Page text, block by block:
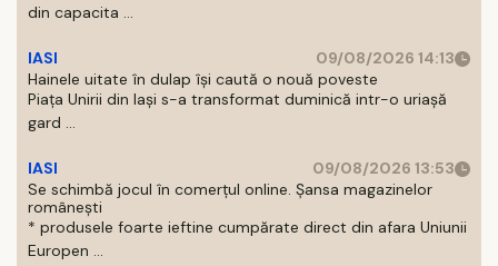
din capacita ...
IASI
09/08/2026 14:13
Hainele uitate în dulap îşi caută o nouă poveste
Piaţa Unirii din Iaşi s-a transformat duminică intr-o uriaşă
gard ...
IASI
09/08/2026 13:53
Se schimbă jocul în comerțul online. Șansa magazinelor
românești
* produsele foarte ieftine cumpărate direct din afara Uniunii
Europen ...